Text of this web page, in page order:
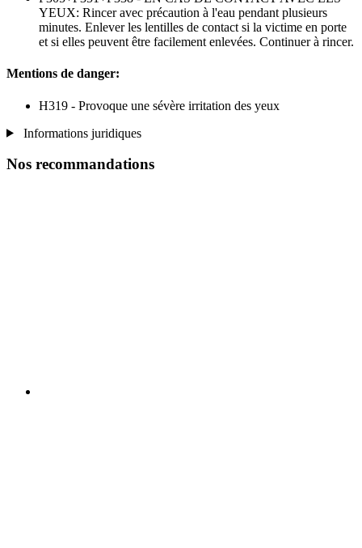
YEUX: Rincer avec précaution à l'eau pendant plusieurs
minutes. Enlever les lentilles de contact si la victime en porte
et si elles peuvent être facilement enlevées. Continuer à rincer.
Mentions de danger:
H319 - Provoque une sévère irritation des yeux
Informations juridiques
Nos recommandations